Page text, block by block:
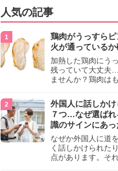
人気の記事
鶏肉がうっすら
火が通っている
加熱した鶏肉にう
残っていて大丈夫
ませんか？鶏肉は
わいが異なり、い
料理ですが、鶏肉
うっすらピンク色
のと気になるとき
記事では生焼けか
かを確認する方法
るときの注意点を
参考にしてみてく
外国人に話しか
７つ…なぜ選ば
識のサインにあっ
なぜか外国人に道
く話しかけられた
点があります。そ